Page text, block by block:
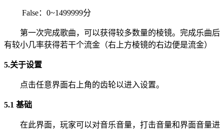
False：0~1499999分
第一次完成歌曲，可以获得较多数量的棱镜。完成乐曲后
有较小几率获得若干个流金（右上方棱镜的右边便是流金）
5.关于设置
点击任意界面右上角的齿轮以进入设置。
5.1 基础
在此界面，玩家可以对音乐音量，打击音量和界面音量进